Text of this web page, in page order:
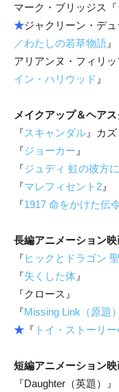
マーク・ブリッジス『
★ジャクリーン・デ
／わたしの若草物語 』
アリアンヌ・フィリッ
イン・ハリウッド 』
メイクアップ＆ヘア
『スキャンダル 』カ
『ジョーカー 』
『ジュディ 虹の彼方に
『マレフィセント2 』
『1917 命をかけた伝
長編アニメーション
『 ヒックとドラゴン
『失くした体 』
『クロース』
『Missing Link（原題）
★ 『 トイ・ストーリー
短編アニメーション
『Daughter（英題）』